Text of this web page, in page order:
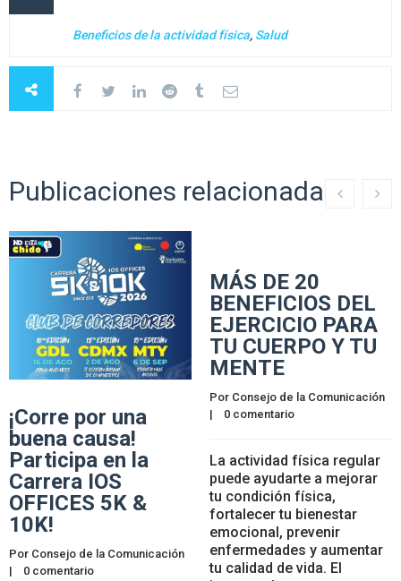
Beneficios de la actividad física, Salud
Publicaciones relacionadas
¡Corre por una
buena causa!
Participa en la
Carrera IOS
OFFICES 5K &
10K!
Por Consejo de la Comunicación
| 0 comentario
MÁS DE 20
BENEFICIOS DEL
EJERCICIO PARA
TU CUERPO Y TU
MENTE
Por Consejo de la Comunicación
| 0 comentario
La actividad física regular
puede ayudarte a mejorar
tu condición física,
fortalecer tu bienestar
emocional, prevenir
enfermedades y aumentar
tu calidad de vida. El